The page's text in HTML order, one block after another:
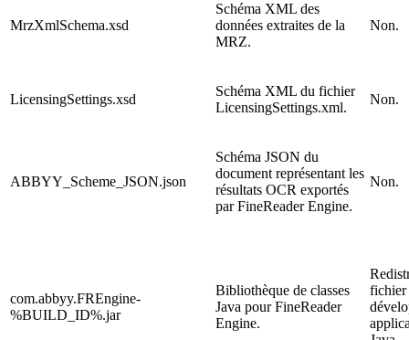
MrzXmlSchema.xsd
Schéma XML des
données extraites de la
MRZ.
Non.
LicensingSettings.xsd
Schéma XML du fichier
LicensingSettings.xml.
Non.
ABBYY_Scheme_JSON.json
Schéma JSON du
document représentant les
résultats OCR exportés
par FineReader Engine.
Non.
com.abbyy.FREngine-
%BUILD_ID%.jar
Bibliothèque de classes
Java pour FineReader
Engine.
fichier